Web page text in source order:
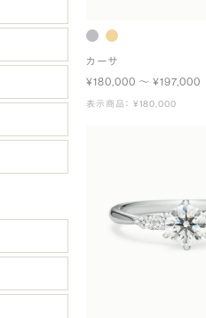
カーサ
¥180,000 〜 ¥197,000
表示商品： ¥180,000